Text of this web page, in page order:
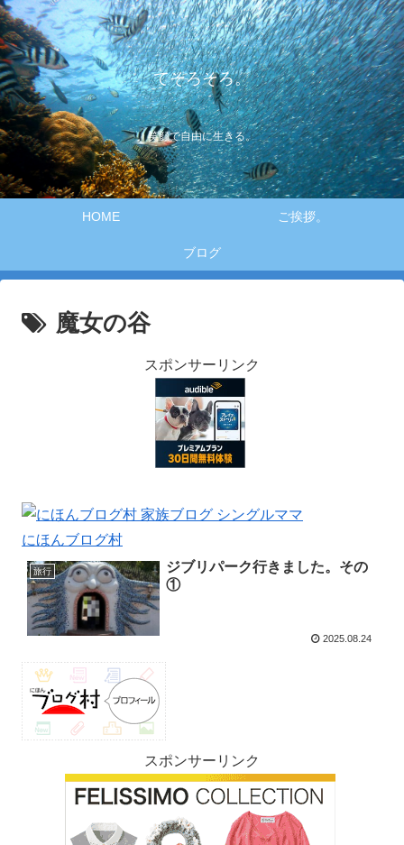
てそろそろ。
笑顔で自由に生きる。
HOME ご挨拶。
ブログ
魔女の谷
スポンサーリンク
にほんブログ村
旅行
ジブリパーク行きました。その
①
2025.08.24
スポンサーリンク